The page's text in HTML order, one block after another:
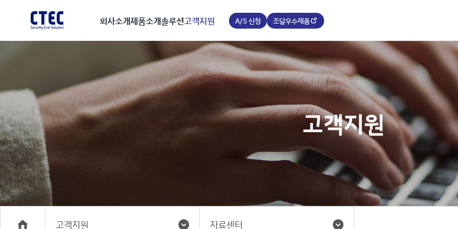
회사소개제품소개솔루션고객지원 A/S 신청 조달우수제품
고객지원
고객지원 자료센터